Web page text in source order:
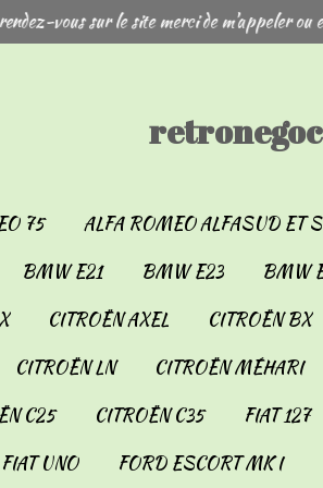
vous sur le site merci de m'appeler ou
75 ALFA ROMEO ALFASUD ET
BMW E21 BMW E23 BMW
CITROËN AXEL CITROËN BX
CITROËN LN CITROËN MÉHARI
C25 CITROËN C35 FIAT 127
FIAT UNO FORD ESCORT MK I